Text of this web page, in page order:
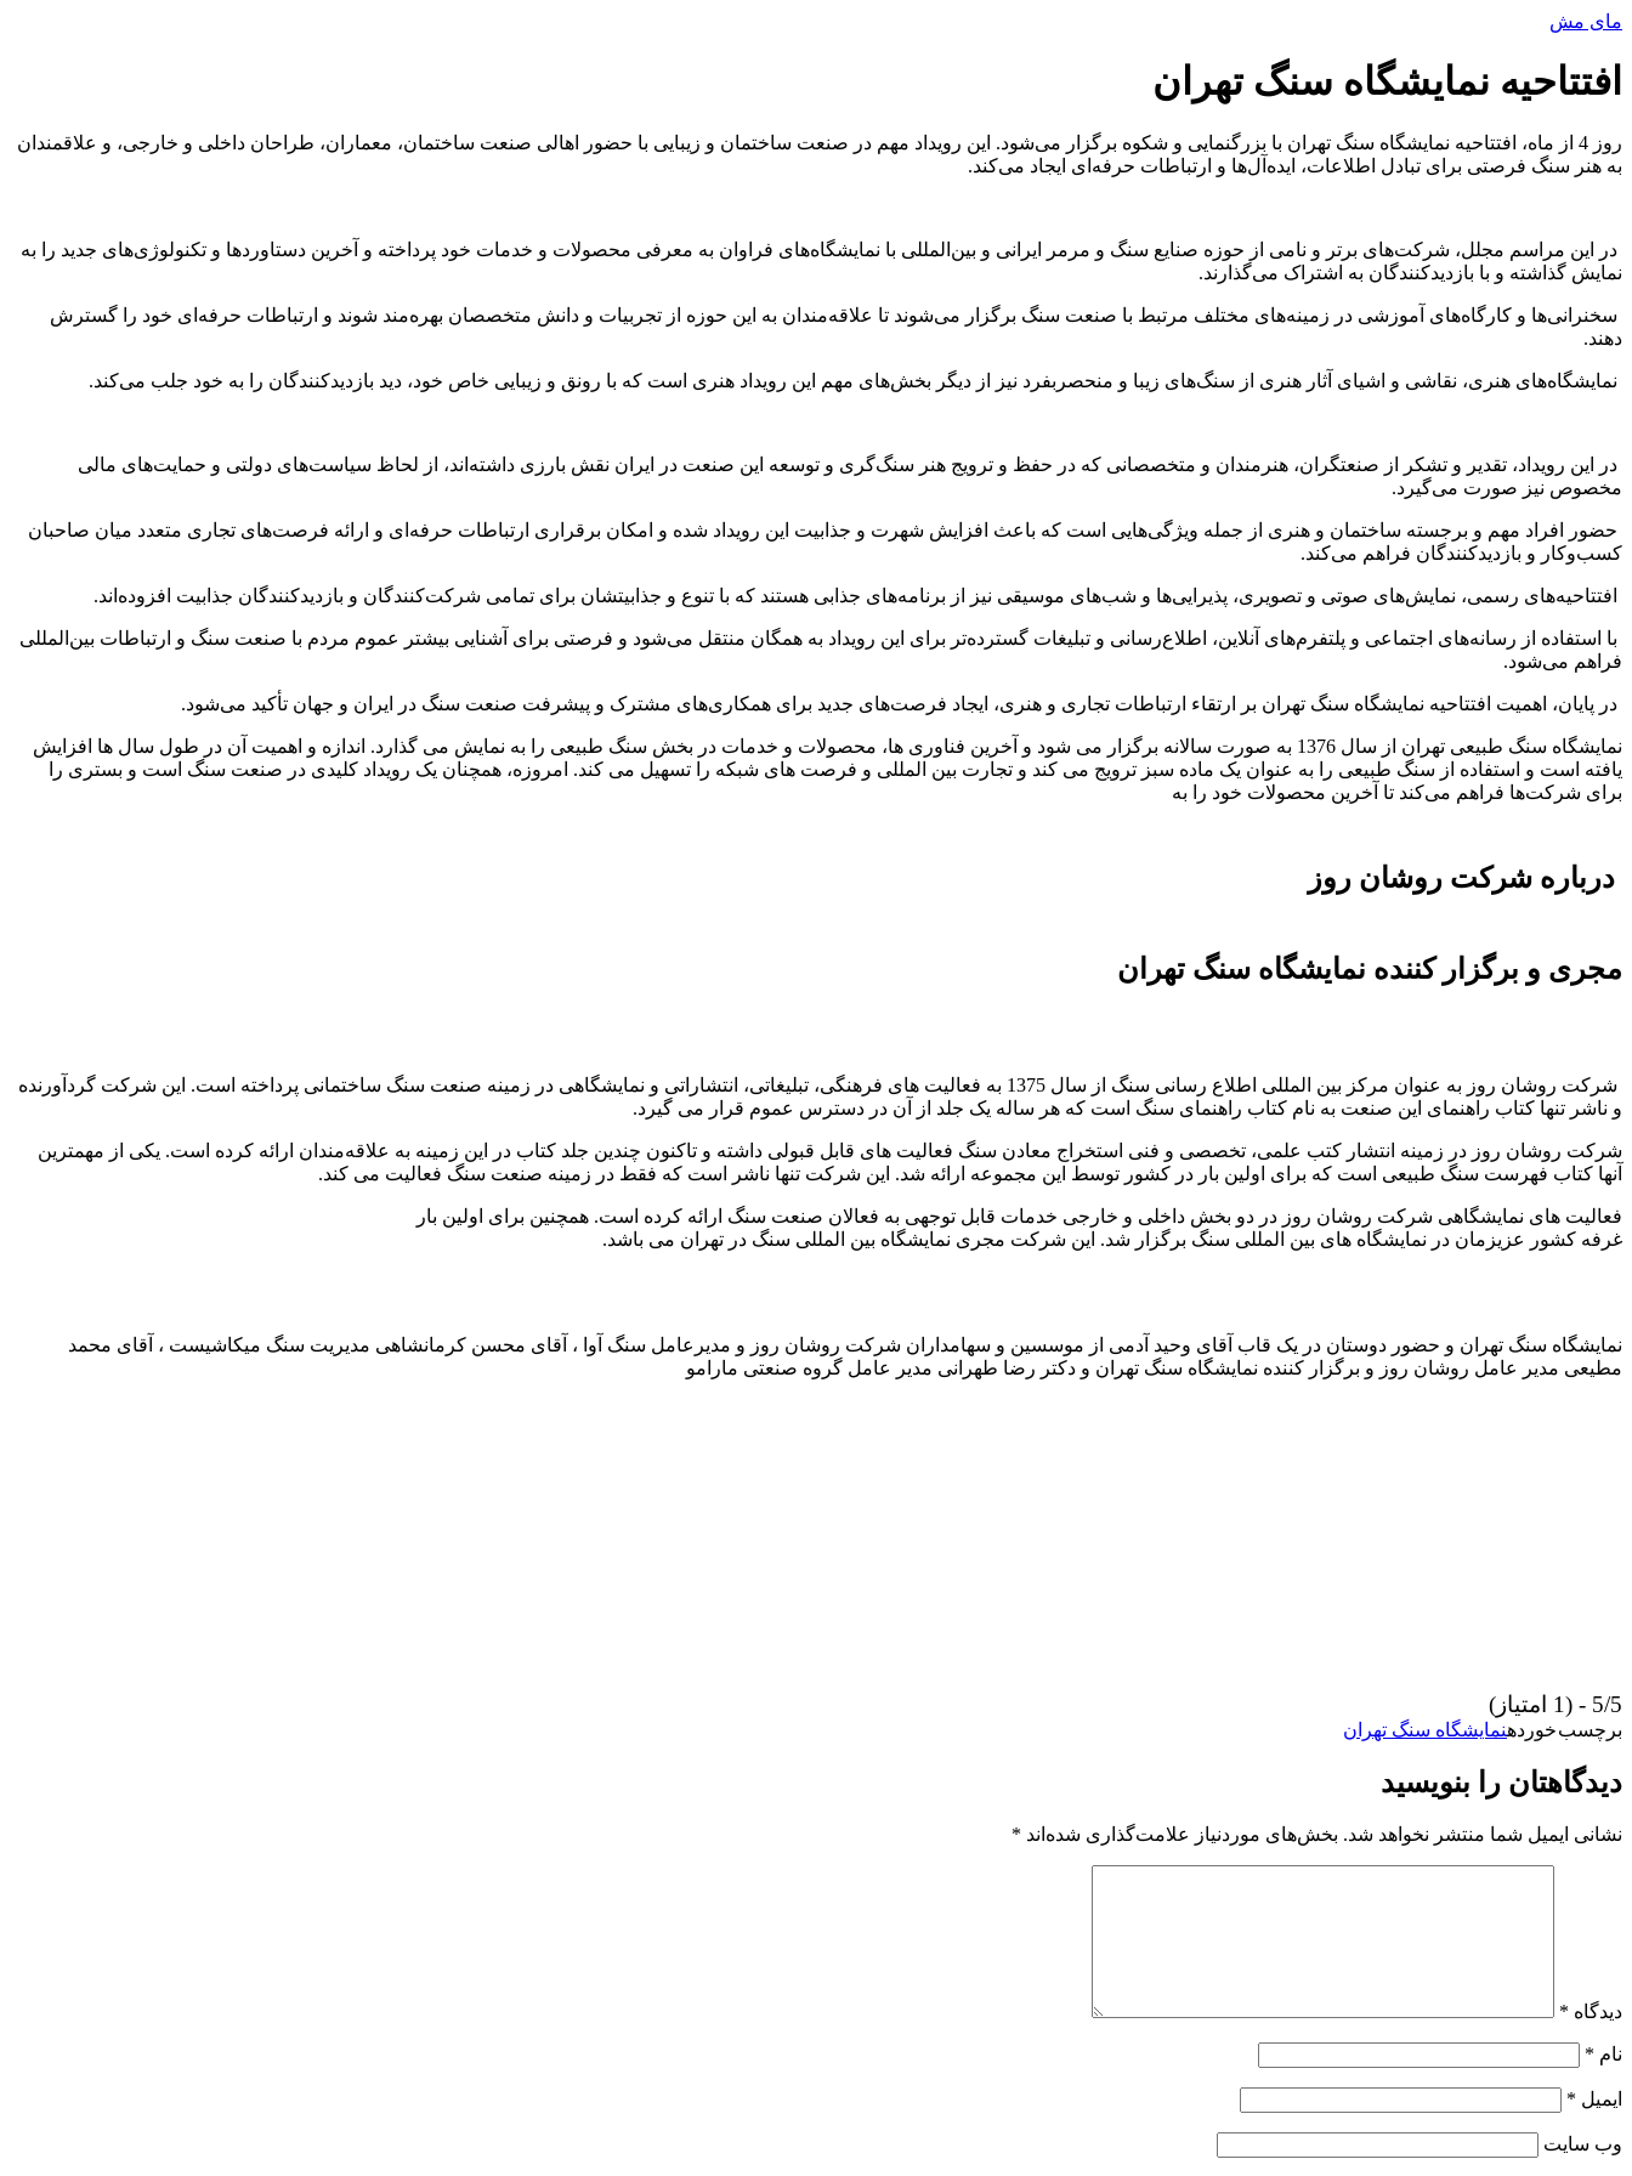
پرش
محتوا
مای مش
افتتاحیه نمایشگاه سنگ تهران
روز 4 از ماه، افتتاحیه نمایشگاه سنگ تهران با بزرگنمایی و شکوه برگزار می‌شود. این رویداد مهم در صنعت ساختمان و زیبایی با حضور اهالی صنعت ساختمان، معماران، طراحان داخلی و خارجی، و علاقمندان
به هنر سنگ فرصتی برای تبادل اطلاعات، ایده‌آل‌ها و ارتباطات حرفه‌ای ایجاد می‌کند.
در این مراسم مجلل، شرکت‌های برتر و نامی از حوزه صنایع سنگ و مرمر ایرانی و بین‌المللی با نمایشگاه‌های فراوان به معرفی محصولات و خدمات خود پرداخته و آخرین دستاوردها و تکنولوژی‌های جدید را به
نمایش گذاشته و با بازدیدکنندگان به اشتراک می‌گذارند.
سخنرانی‌ها و کارگاه‌های آموزشی در زمینه‌های مختلف مرتبط با صنعت سنگ برگزار می‌شوند تا علاقه‌مندان به این حوزه از تجربیات و دانش متخصصان بهره‌مند شوند و ارتباطات حرفه‌ای خود را گسترش
دهند.
نمایشگاه‌های هنری، نقاشی و اشیای آثار هنری از سنگ‌های زیبا و منحصربفرد نیز از دیگر بخش‌های مهم این رویداد هنری است که با رونق و زیبایی خاص خود، دید بازدیدکنندگان را به خود جلب می‌کند.
در این رویداد، تقدیر و تشکر از صنعتگران، هنرمندان و متخصصانی که در حفظ و ترویج هنر سنگ‌گری و توسعه این صنعت در ایران نقش بارزی داشته‌اند، از لحاظ سیاست‌های دولتی و حمایت‌های مالی
مخصوص نیز صورت می‌گیرد.
حضور افراد مهم و برجسته ساختمان و هنری از جمله ویژگی‌هایی است که باعث افزایش شهرت و جذابیت این رویداد شده و امکان برقراری ارتباطات حرفه‌ای و ارائه فرصت‌های تجاری متعدد میان صاحبان
کسب‌وکار و بازدیدکنندگان فراهم می‌کند.
افتتاحیه‌های رسمی، نمایش‌های صوتی و تصویری، پذیرایی‌ها و شب‌های موسیقی نیز از برنامه‌های جذابی هستند که با تنوع و جذابیتشان برای تمامی شرکت‌کنندگان و بازدیدکنندگان جذابیت افزوده‌اند.
با استفاده از رسانه‌های اجتماعی و پلتفرم‌های آنلاین، اطلاع‌رسانی و تبلیغات گسترده‌تر برای این رویداد به همگان منتقل می‌شود و فرصتی برای آشنایی بیشتر عموم مردم با صنعت سنگ و ارتباطات بین‌المللی
فراهم می‌شود.
در پایان، اهمیت افتتاحیه نمایشگاه سنگ تهران بر ارتقاء ارتباطات تجاری و هنری، ایجاد فرصت‌های جدید برای همکاری‌های مشترک و پیشرفت صنعت سنگ در ایران و جهان تأکید می‌شود.
نمایشگاه سنگ طبیعی تهران از سال 1376 به صورت سالانه برگزار می شود و آخرین فناوری ها، محصولات و خدمات در بخش سنگ طبیعی را به نمایش می گذارد. اندازه و اهمیت آن در طول سال ها افزایش
یافته است و استفاده از سنگ طبیعی را به عنوان یک ماده سبز ترویج می کند و تجارت بین المللی و فرصت های شبکه را تسهیل می کند. امروزه، همچنان یک رویداد کلیدی در صنعت سنگ است و بستری را
برای شرکت‌ها فراهم می‌کند تا آخرین محصولات خود را به
درباره شرکت روشان روز
مجری و برگزار کننده نمایشگاه سنگ تهران
شرکت روشان روز به عنوان مرکز بین المللی اطلاع رسانی سنگ از سال 1375 به فعالیت های فرهنگی، تبلیغاتی، انتشاراتی و نمایشگاهی در زمینه صنعت سنگ ساختمانی پرداخته است. این شرکت گردآورنده
و ناشر تنها کتاب راهنمای این صنعت به نام کتاب راهنمای سنگ است که هر ساله یک جلد از آن در دسترس عموم قرار می گیرد.
شرکت روشان روز در زمینه انتشار کتب علمی، تخصصی و فنی استخراج معادن سنگ فعالیت های قابل قبولی داشته و تاکنون چندین جلد کتاب در این زمینه به علاقه‌مندان ارائه کرده است. یکی از مهمترین
آنها کتاب فهرست سنگ طبیعی است که برای اولین بار در کشور توسط این مجموعه ارائه شد. این شرکت تنها ناشر است که فقط در زمینه صنعت سنگ فعالیت می کند.
فعالیت های نمایشگاهی شرکت روشان روز در دو بخش داخلی و خارجی خدمات قابل توجهی به فعالان صنعت سنگ ارائه کرده است. همچنین برای اولین بار
غرفه کشور عزیزمان در نمایشگاه های بین المللی سنگ برگزار شد. این شرکت مجری نمایشگاه بین المللی سنگ در تهران می باشد.
نمایشگاه سنگ تهران و حضور دوستان در یک قاب آقای وحید آدمی از موسسین و سهامداران شرکت روشان روز و مدیرعامل سنگ آوا ، آقای محسن کرمانشاهی مدیریت سنگ میکاشیست ، آقای محمد
مطیعی مدیر عامل روشان روز و برگزار کننده نمایشگاه سنگ تهران و دکتر رضا طهرانی مدیر عامل گروه صنعتی مارامو
5/5 - (1 امتیاز)
برچسب خوردهنمایشگاه سنگ تهران
دیدگاهتان را بنویسید
نشانی ایمیل شما منتشر نخواهد شد. بخش‌های موردنیاز علامت‌گذاری شده‌اند *
دیدگاه *
نام *
ایمیل *
وب‌ سایت